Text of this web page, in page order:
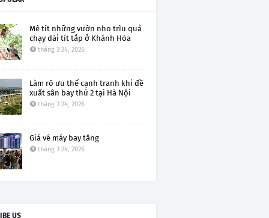
Mê tít những vườn nho trĩu quả
chạy dài tít tắp ở Khánh Hòa
tháng 3 24, 2026
Làm rõ ưu thế cạnh tranh khi đề
xuất sân bay thứ 2 tại Hà Nội
tháng 3 24, 2026
Giá vé máy bay tăng
tháng 3 24, 2026
US